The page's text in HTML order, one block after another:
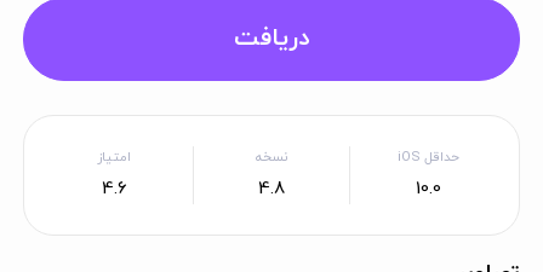
دریافت
حداقل iOS
10.0
نسخه
4.8
امتیاز
4.6